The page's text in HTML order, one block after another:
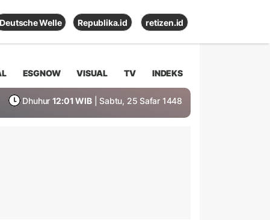
Deutsche Welle Republika.id retizen.id
ESGNOW VISUAL TV INDEKS
Dhuhur 12:01 WIB | Sabtu, 25 Safar 1448